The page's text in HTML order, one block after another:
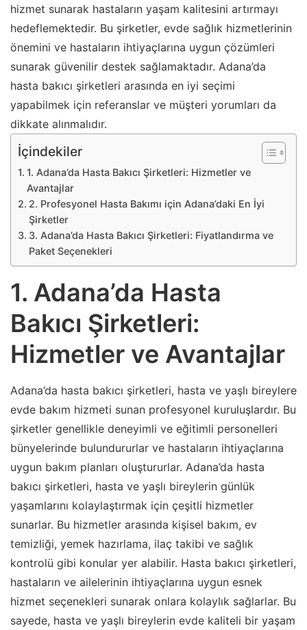
hizmet sunarak hastaların yaşam kalitesini artırmayı
hedeflemektedir. Bu şirketler, evde sağlık hizmetlerinin
önemini ve hastaların ihtiyaçlarına uygun çözümleri
sunarak güvenilir destek sağlamaktadır. Adana’da
hasta bakıcı şirketleri arasında en iyi seçimi
yapabilmek için referanslar ve müşteri yorumları da
dikkate alınmalıdır.
İçindekiler
1. Adana’da Hasta Bakıcı Şirketleri: Hizmetler ve
Avantajlar
2. Profesyonel Hasta Bakımı için Adana’daki En İyi
Şirketler
3. Adana’da Hasta Bakıcı Şirketleri: Fiyatlandırma ve
Paket Seçenekleri
1. Adana’da Hasta
Bakıcı Şirketleri:
Hizmetler ve Avantajlar
Adana’da hasta bakıcı şirketleri, hasta ve yaşlı bireylere
evde bakım hizmeti sunan profesyonel kuruluşlardır. Bu
şirketler genellikle deneyimli ve eğitimli personelleri
bünyelerinde bulundururlar ve hastaların ihtiyaçlarına
uygun bakım planları oluştururlar. Adana’da hasta
bakıcı şirketleri, hasta ve yaşlı bireylerin günlük
yaşamlarını kolaylaştırmak için çeşitli hizmetler
sunarlar. Bu hizmetler arasında kişisel bakım, ev
temizliği, yemek hazırlama, ilaç takibi ve sağlık
kontrolü gibi konular yer alabilir. Hasta bakıcı şirketleri,
hastaların ve ailelerinin ihtiyaçlarına uygun esnek
hizmet seçenekleri sunarak onlara kolaylık sağlarlar. Bu
sayede, hasta ve yaşlı bireylerin evde kaliteli bir yaşam